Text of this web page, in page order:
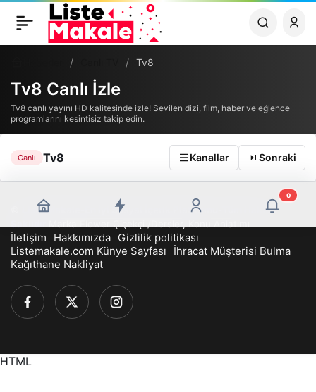
Tv8
Tv8 Canlı İzle
Tv8 canlı yayını HD kalitesinde izle! Sevilen dizi, film, haber ve eğlence
programlarını kesintisiz takip edin.
Canlı Tv8 Kanallar Sonraki
0
Liste Makale-En İyi Sosyal İçerik Platformu-Tüm Hakları
İletişim Hakkımızda Gizlilik politikası
Listemakale.com Künye Sayfası
İhracat Müşterisi Bulma
Kağıthane Nakliyat
HTML